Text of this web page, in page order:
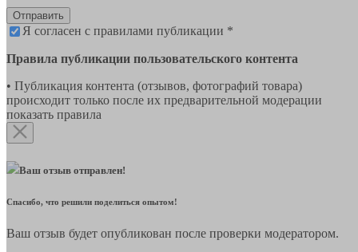
Отправить
Я согласен с правилами публикации *
Правила публикации пользовательского контента
• Публикация контента (отзывов, фотографий товара)
происходит только после их предварительной модерации
показать правила
Ваш отзыв отправлен!
Спасибо, что решили поделиться опытом!
Ваш отзыв будет опубликован после проверки модератором.